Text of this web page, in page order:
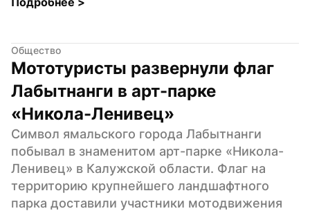
Общество
Мототуристы развернули флаг
Лабытнанги в арт-парке
«Никола-Ленивец»
Символ ямальского города Лабытнанги
побывал в знаменитом арт-парке «Никола-
Ленивец» в Калужской области. Флаг на
территорию крупнейшего ландшафтного
парка доставили участники мотодвижения